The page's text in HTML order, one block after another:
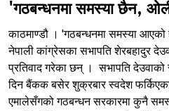
'गठबन्धनमा समस्या छैन,
काठमाण्डौ । 'गठबन्धनमा समस्या आएको
नेपाली कांग्रेसका सभापति शेरबहादुर
प्रतिवाद गरेका छन् । सभापति देउवाको
दिन बैंकक बसेर शुक्रबार स्वदेश फर्किएका
एमालेसँगको गठबन्धन सरकारमा कुनै